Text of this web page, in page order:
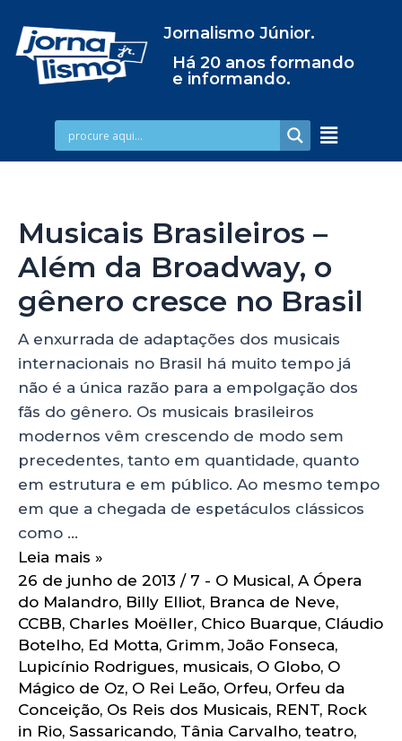
Jornalismo Júnior.
Há 20 anos formando
e informando.
Musicais Brasileiros –
Além da Broadway, o
gênero cresce no Brasil
A enxurrada de adaptações dos musicais
internacionais no Brasil há muito tempo já
não é a única razão para a empolgação dos
fãs do gênero. Os musicais brasileiros
modernos vêm crescendo de modo sem
precedentes, tanto em quantidade, quanto
em estrutura e em público. Ao mesmo tempo
em que a chegada de espetáculos clássicos
como …
Leia mais »
26 de junho de 2013 / 7 - O Musical, A Ópera
do Malandro, Billy Elliot, Branca de Neve,
CCBB, Charles Moëller, Chico Buarque, Cláudio
Botelho, Ed Motta, Grimm,João Fonseca,
Lupicínio Rodrigues, musicais, O Globo, O
Mágico de Oz, O Rei Leão, Orfeu, Orfeu da
Conceição, Os Reis dos Musicais, RENT, Rock
in Rio, Sassaricando, Tânia Carvalho, teatro,